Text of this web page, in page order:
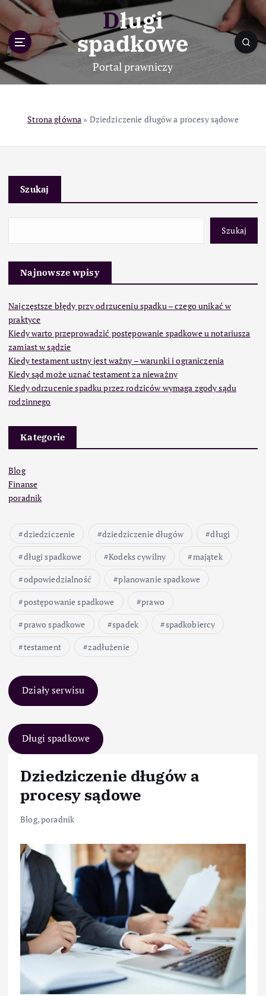
p
o
c
Długi
spadkowe
Portal prawniczy
Strona główna » Dziedziczenie długów a procesy sądowe
Szukaj
Szukaj
Najnowsze wpisy
Najczęstsze błędy przy odrzuceniu spadku – czego unikać w
praktyce
Kiedy warto przeprowadzić postępowanie spadkowe u notariusza
zamiast w sądzie
Kiedy testament ustny jest ważny – warunki i ograniczenia
Kiedy sąd może uznać testament za nieważny
Kiedy odrzucenie spadku przez rodziców wymaga zgody sądu
rodzinnego
Kategorie
Blog
Finanse
poradnik
dziedziczenie dziedziczenie długów
długi
długi spadkowe
Kodeks cywilny
majątek
odpowiedzialność
planowanie spadkowe
postępowanie spadkowe
prawo
prawo spadkowe
spadek
spadkobiercy
testament
zadłużenie
Działy serwisu
Długi spadkowe
Dziedziczenie długów a
procesy sądowe
Blog,poradnik